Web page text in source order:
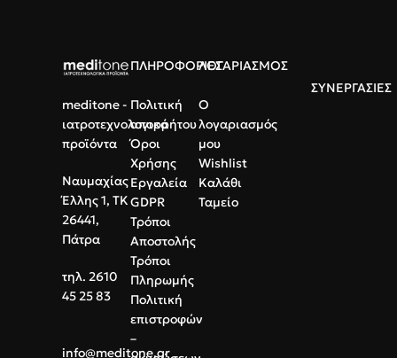
meditone -
ιατροτεχνολογικά
προϊόντα
Ναυμαχίας
Έλλης 1, ΤΚ
26441,
Πάτρα
τηλ. 2610
45 25 83
info@meditone.gr
ΠΛΗΡΟΦΟΡΙΕΣ
Πολιτική
απορρήτου
Όροι
Χρήσης
Εργαλεία
GDPR
Τρόποι
Αποστολής
Τρόποι
Πληρωμής
Πολιτική
επιστροφών
–
ΛΟΓΑΡΙΑΣΜΟΣ
Ο
λογαριασμός
μου
Wishlist
Καλάθι
Ταμείο
ΣΥΝΕΡΓΑΣΙΕΣ